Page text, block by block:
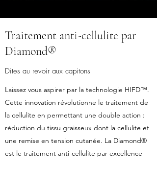
Traitement anti-cellulite par
Diamond®
Dites au revoir aux capitons
Laissez vous aspirer par la technologie HIFD™.
Cette innovation révolutionne le traitement de
la cellulite en permettant une double action :
réduction du tissu graisseux dont la cellulite et
une remise en tension cutanée. La Diamond®
est le traitement anti-cellulite par excellence